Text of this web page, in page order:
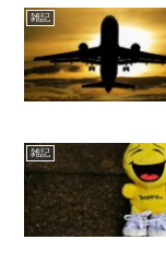
雑記
雑記